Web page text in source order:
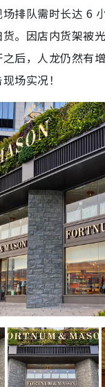
排队需时长达 6
。因店内货架被
后，人龙仍然有
场实况！